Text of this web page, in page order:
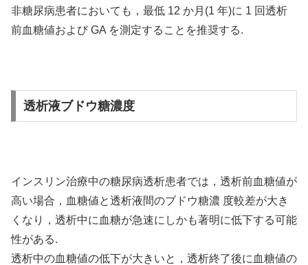
非糖尿病患者においても，最低 12 か月(1 年)に 1 回透析
前血糖値および GA を測定することを推奨する.
透析液ブドウ糖濃度
インスリン治療中の糖尿病透析患者では，透析前血糖値が
高い場合，血糖値と透析液間のブドウ糖濃 度較差が大き
くなり，透析中に血糖が急速にしかも著明に低下する可能
性がある.
透析中の血糖値の低下が大きいと，透析終了後に血糖値の